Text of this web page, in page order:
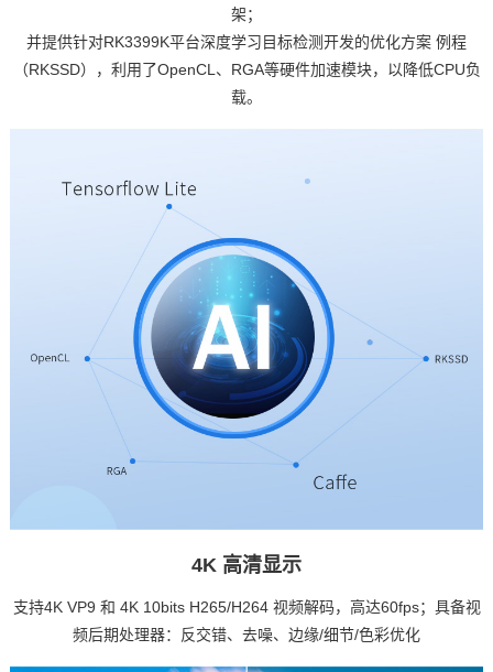
架；
并提供针对RK3399K平台深度学习目标检测开发的优化方案 例程
（RKSSD），利用了OpenCL、RGA等硬件加速模块，以降低CPU负
载。
4K 高清显示
支持4K VP9 和 4K 10bits H265/H264 视频解码，高达60fps；具备视
频后期处理器：反交错、去噪、边缘/细节/色彩优化